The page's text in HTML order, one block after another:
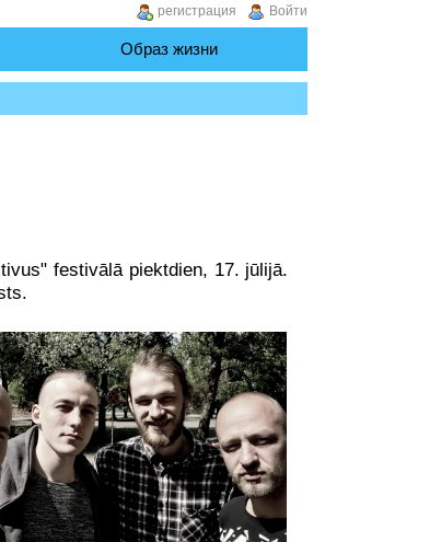
Образ жизни
festivālā piektdien, 17. jūlijā.
Войти
регистрация